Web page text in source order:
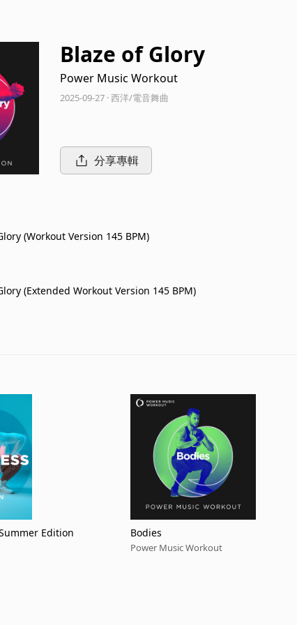
Blaze of Glory
Power Music Workout
2025-09-27 · 西洋/電音舞曲
分享專輯
(Workout Version 145 BPM)
(Extended Workout Version 145 BPM)
Edition Bodies
Power Music Workout